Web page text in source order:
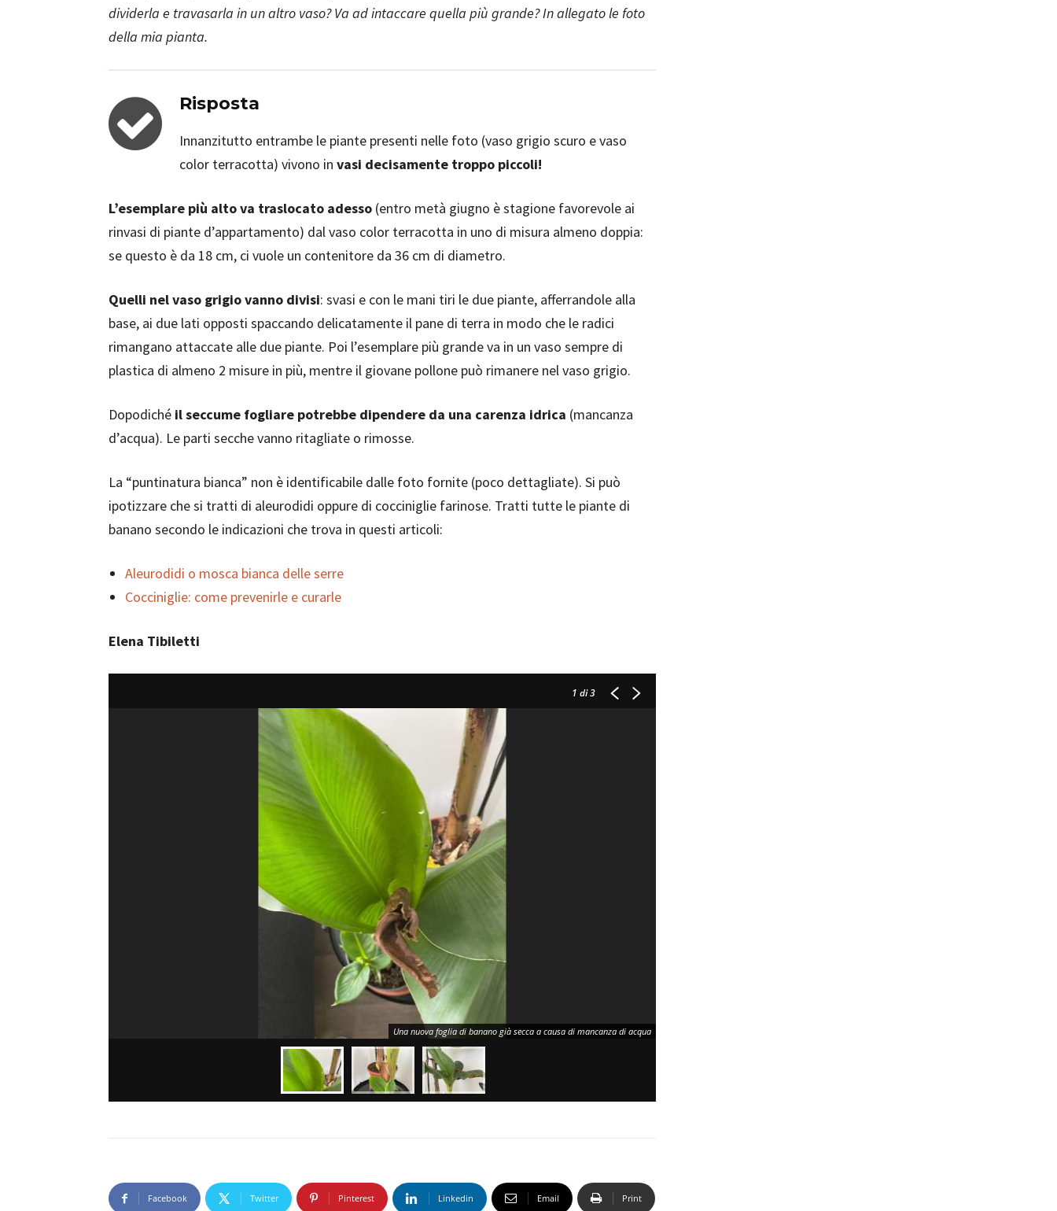
dividerla e travasarla in un altro vaso? Va ad intaccare quella più grande? In allegato le foto
della mia pianta.
Risposta
Innanzitutto entrambe le piante presenti nelle foto (vaso grigio scuro e vaso
color terracotta) vivono in vasi decisamente troppo piccoli!
L’esemplare più alto va traslocato adesso (entro metà giugno è stagione favorevole ai
rinvasi di piante d’appartamento) dal vaso color terracotta in uno di misura almeno doppia:
se questo è da 18 cm, ci vuole un contenitore da 36 cm di diametro.
Quelli nel vaso grigio vanno divisi: svasi e con le mani tiri le due piante, afferrandole alla
base, ai due lati opposti spaccando delicatamente il pane di terra in modo che le radici
rimangano attaccate alle due piante. Poi l’esemplare più grande va in un vaso sempre di
plastica di almeno 2 misure in più, mentre il giovane pollone può rimanere nel vaso grigio.
Dopodiché il seccume fogliare potrebbe dipendere da una carenza idrica (mancanza
d’acqua). Le parti secche vanno ritagliate o rimosse.
La “puntinatura bianca” non è identificabile dalle foto fornite (poco dettagliate). Si può
ipotizzare che si tratti di aleurodidi oppure di cocciniglie farinose. Tratti tutte le piante di
banano secondo le indicazioni che trova in questi articoli:
Aleurodidi o mosca bianca delle serre
Cocciniglie: come prevenirle e curarle
Elena Tibiletti
1 di 3
Una nuova foglia di banano già secca a causa di mancanza di acqua
Facebook Twitter Pinterest Linkedin Email Print